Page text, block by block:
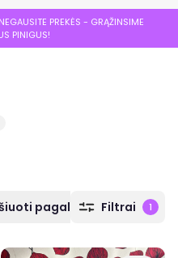
PREKĖS - GRĄŽINSIME
PINIGUS!
pagal Filtrai 1